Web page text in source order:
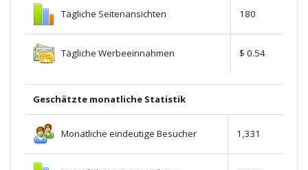
Tägliche Seitenansichten 180
Tägliche Werbeeinnahmen $ 0.54
Geschätzte monatliche Statistik
Monatliche eindeutige Besucher 1,331